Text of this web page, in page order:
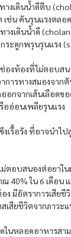
างเดินน้ำดีตีบ
น คันรุนแรงตลอด
งเดินน้ำดี
ระดูกพรุนรุนแรง
องท้องที่ไม่ตอบส
ารทางสมองจาก
อกจากเส้นเลือดข
ออ่อนเพลียรุนแรง
รื้อรัง ที่อาจนำไป
ตอบสนองต่อยาใน
40% ใน 6 เดือน
ง มีอัตราการเสียชี
สเสียชีวิตจากภาว
ในหลอดอาหารสา